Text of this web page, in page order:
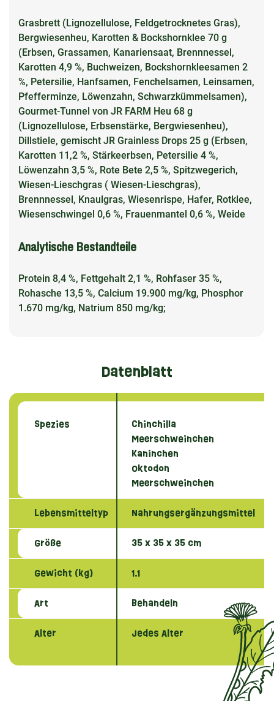
Grasbrett (Lignozellulose, Feldgetrocknetes Gras),
Bergwiesenheu, Karotten & Bockshornklee 70 g
(Erbsen, Grassamen, Kanariensaat, Brennnessel,
Karotten 4,9 %, Buchweizen, Bockshornkleesamen 2
%, Petersilie, Hanfsamen, Fenchelsamen, Leinsamen,
Pfefferminze, Löwenzahn, Schwarzkümmelsamen),
Gourmet-Tunnel von JR FARM Heu 68 g
(Lignozellulose, Erbsenstärke, Bergwiesenheu),
Dillstiele, gemischt JR Grainless Drops 25 g (Erbsen,
Karotten 11,2 %, Stärkeerbsen, Petersilie 4 %,
Löwenzahn 3,5 %, Rote Bete 2,5 %, Spitzwegerich,
Wiesen-Lieschgras ( Wiesen-Lieschgras),
Brennnessel, Knaulgras, Wiesenrispe, Hafer, Rotklee,
Wiesenschwingel 0,6 %, Frauenmantel 0,6 %, Weide
Analytische Bestandteile
Protein 8,4 %, Fettgehalt 2,1 %, Rohfaser 35 %,
Rohasche 13,5 %, Calcium 19.900 mg/kg, Phosphor
1.670 mg/kg, Natrium 850 mg/kg;
Datenblatt
Spezies
Chinchilla
Meerschweinchen
Kaninchen
Oktodon
Meerschweinchen
Lebensmitteltyp Nahrungsergänzungsmittel
Größe 35 x 35 x 35 cm
Gewicht (kg) 1.1
Art Behandeln
Alter Jedes Alter